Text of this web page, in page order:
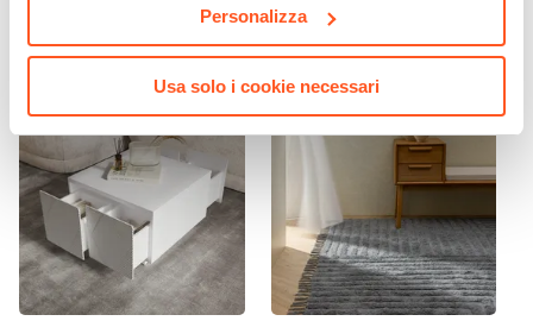
Personalizza
Usa solo i cookie necessari
Quantità Scarpe
9 paia
Ayla
Caratteristiche
Apertura push-pull
€ 196,01